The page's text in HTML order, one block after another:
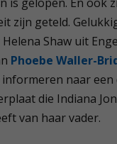
zijn geteld.
Shaw uit
Phoebe Waller-
naar een
die Indiana
van haar vader.